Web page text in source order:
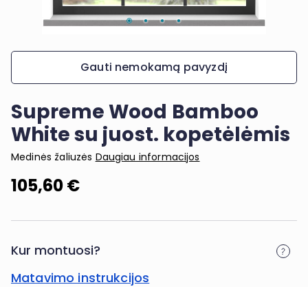
Gauti nemokamą pavyzdį
Supreme Wood Bamboo
White su juost. kopetėlėmis
Medinės žaliuzės Daugiau informacijos
105,60 €
Kur montuosi?
Matavimo instrukcijos